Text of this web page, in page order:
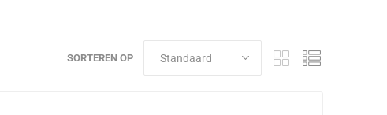
SORTEREN OP